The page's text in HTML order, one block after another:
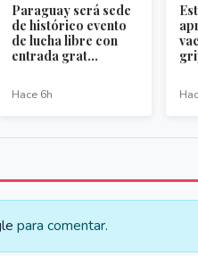
Paraguay será sede
de histórico evento
de lucha libre con
entrada grat...
Hace 6h
para comentar.